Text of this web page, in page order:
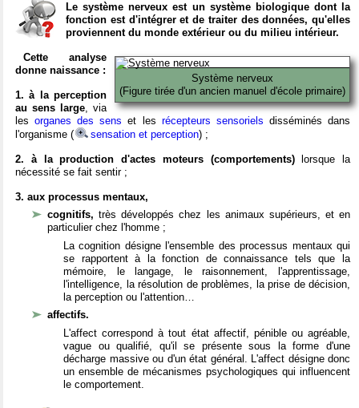
Le système nerveux est un système biologique dont la
fonction est d'intégrer et de traiter des données, qu'elles
proviennent du monde extérieur ou du milieu intérieur.
Système nerveux
(Figure tirée d'un ancien manuel d'école primaire)
Cette analyse
donne naissance :
1. à la perception
au sens large, via
lesorganes des sens et les récepteurs sensoriels disséminés dans
l'organisme (
sensation et perception) ;
2. à la production d'actes moteurs (comportements)lorsque la
nécessité se fait sentir ;
3. aux processus mentaux,
cognitifs,très développés chez les animaux supérieurs, et en
particulier chez l'homme ;
La cognition désigne l'ensemble des processus mentaux qui
se rapportent à la fonction de connaissance tels que la
mémoire, le langage, le raisonnement, l'apprentissage,
l'intelligence, la résolution de problèmes, la prise de décision,
la perception ou l'attention…
affectifs.
L'affect correspond à tout état affectif, pénible ou agréable,
vague ou qualifié, qu'il se présente sous la forme d'une
décharge massive ou d'un état général. L'affect désigne donc
un ensemble de mécanismes psychologiques qui influencent
le comportement.